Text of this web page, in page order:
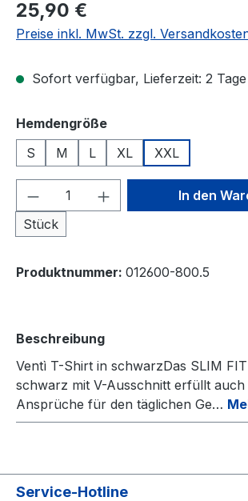
Regulärer Preis:
25,90 €
Preise inkl. MwSt. zzgl.
Sofort verfügbar, Lieferzeit: 2 Tage
Hemdengrößeauswählen
S
M L XL XXL
Produkt Anzahl: Gib den
Stück
In den
Produktnummer: 012600-800.5
Beschreibung
Ventì T-Shirt in schwarzDas SLIM
schwarz mit V-Ausschnitt erfüllt auch
Ansprüche für den täglichen Ge…
Service-Hotline